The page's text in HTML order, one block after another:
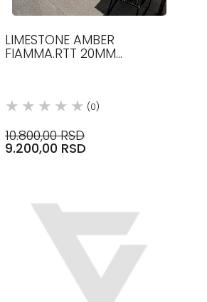
LIMESTONE AMBER
FIAMMA.RTT 20MM
(0)
10.800,00 RSD
9.200,00 RSD